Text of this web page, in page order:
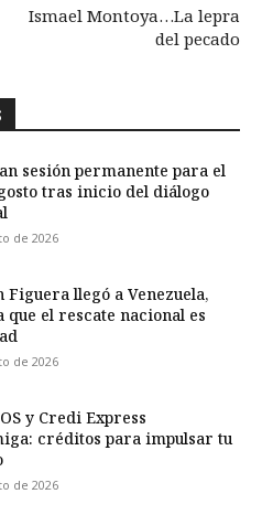
Ismael Montoya…La lepra
del pecado
sesión permanente para el
tras inicio del diálogo
de 2026
Figuera llegó a Venezuela,
que el rescate nacional es
de 2026
y Credi Express
créditos para impulsar tu
de 2026